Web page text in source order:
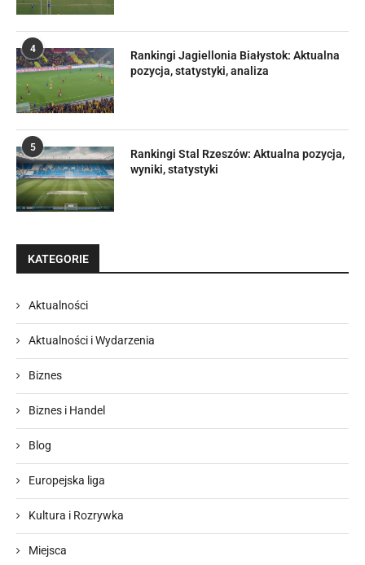
4
Rankingi Jagiellonia Białystok: Aktualna
pozycja, statystyki, analiza
5
Rankingi Stal Rzeszów: Aktualna pozycja,
wyniki, statystyki
KATEGORIE
Aktualności
Aktualności i Wydarzenia
Biznes
Biznes i Handel
Blog
Europejska liga
Kultura i Rozrywka
Miejsca